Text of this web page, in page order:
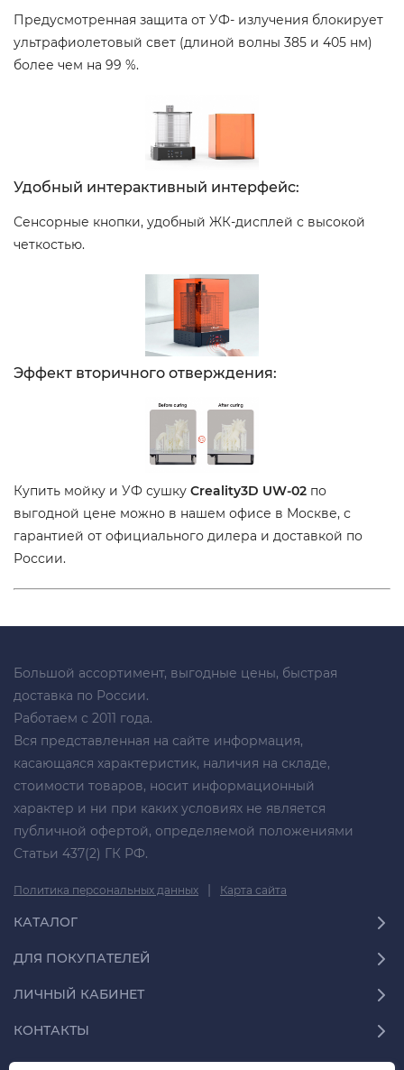
Предусмотренная защита от УФ- излучения блокирует
ультрафиолетовый свет (длиной волны 385 и 405 нм)
более чем на 99 %.
Удобный интерактивный интерфейс:
Сенсорные кнопки, удобный ЖК-дисплей с высокой
четкостью.
Эффект вторичного отверждения:
Купить мойку и УФ сушку Creality3D UW-02 по
выгодной цене можно в нашем офисе в Москве, с
гарантией от официального дилера и доставкой по
России.
Большой ассортимент, выгодные цены, быстрая
доставка по России.
Работаем с 2011 года.
Вся представленная на сайте информация,
касающаяся характеристик, наличия на складе,
стоимости товаров, носит информационный
характер и ни при каких условиях не является
публичной офертой, определяемой положениями
Статьи 437(2) ГК РФ.
Политика персональных данных | Карта сайта
КАТАЛОГ
ДЛЯ ПОКУПАТЕЛЕЙ
ЛИЧНЫЙ КАБИНЕТ
КОНТАКТЫ